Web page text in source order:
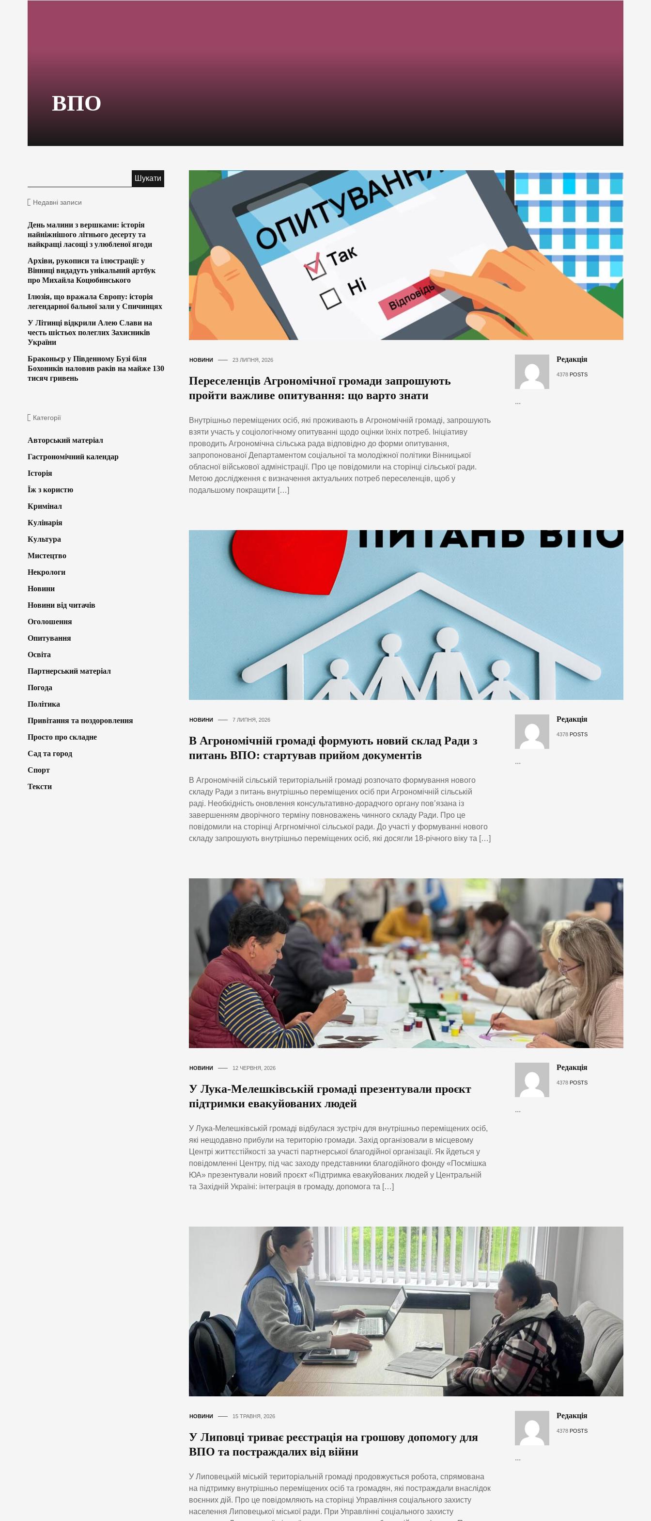
ВПО
НОВИНИ 23 ЛИПНЯ, 2026
Переселенців Агрономічної громади запрошують
пройти важливе опитування: що варто знати
Внутрішньо переміщених осіб, які проживають в Агрономічній громаді, запрошують
взяти участь у соціологічному опитуванні щодо оцінки їхніх потреб. Ініціативу
проводить Агрономічна сільська рада відповідно до форми опитування,
запропонованої Департаментом соціальної та молодіжної політики Вінницької
обласної військової адміністрації. Про це повідомили на сторінці сільської ради.
Метою дослідження є визначення актуальних потреб переселенців, щоб у
подальшому покращити […]
Редакція
4378 POSTS
...
НОВИНИ 7 ЛИПНЯ, 2026
В Агрономічній громаді формують новий склад Ради з
питань ВПО: стартував прийом документів
В Агрономічній сільській територіальній громаді розпочато формування нового
складу Ради з питань внутрішньо переміщених осіб при Агрономічній сільській
раді. Необхідність оновлення консультативно-дорадчого органу пов’язана із
завершенням дворічного терміну повноважень чинного складу Ради. Про це
повідомили на сторінці Агргномічної сільської ради. До участі у формуванні нового
складу запрошують внутрішньо переміщених осіб, які досягли 18-річного віку та […]
Редакція
4378 POSTS
...
НОВИНИ 12 ЧЕРВНЯ, 2026
У Лука-Мелешківській громаді презентували проєкт
підтримки евакуйованих людей
У Лука-Мелешківській громаді відбулася зустріч для внутрішньо переміщених осіб,
які нещодавно прибули на територію громади. Захід організовали в місцевому
Центрі життєстійкості за участі партнерської благодійної організації. Як йдеться у
повідомленні Центру, під час заходу представники благодійного фонду «Посмішка
ЮА» презентували новий проєкт «Підтримка евакуйованих людей у Центральній
та Західній Україні: інтеграція в громаду, допомога та […]
Редакція
4378 POSTS
...
НОВИНИ 15 ТРАВНЯ, 2026
У Липовці триває реєстрація на грошову допомогу для
ВПО та постраждалих від війни
У Липовецькій міській територіальній громаді продовжується робота, спрямована
на підтримку внутрішньо переміщених осіб та громадян, які постраждали внаслідок
воєнних дій. Про це повідомляють на сторінці Управління соціального захисту
населення Липовецької міської ради. При Управлінні соціального захисту
Редакція
4378 POSTS
...
Недавні записи
День малини з вершками: історія
найніжнішого літнього десерту та
найкращі ласощі з улюбленої ягоди
Архіви, рукописи та ілюстрації: у
Вінниці видадуть унікальний артбук
про Михайла Коцюбинського
Ілюзія, що вражала Європу: історія
легендарної бальної зали у Спичинцях
У Літинці відкрили Алею Слави на
честь шістьох полеглих Захисників
України
Браконьєр у Південному Бузі біля
Бохоників наловив раків на майже 130
тисяч гривень
Категорії
Авторський матеріал
Гастрономічний календар
Історія
Їж з користю
Кримінал
Кулінарія
Культура
Мистецтво
Некрологи
Новини
Новини від читачів
Оголошення
Опитування
Освіта
Партнерський матеріал
Погода
Політика
Привітання та поздоровлення
Просто про складне
Сад та город
Спорт
Тексти